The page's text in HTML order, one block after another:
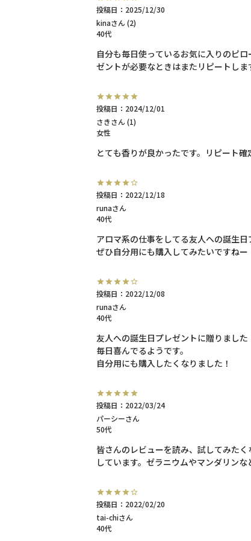
kina
2
40代
投稿日 2025/12/30
自分も毎日使っているお気に入りのピ
さき
1
女性
投稿日 2024/12/01
とても香りが良かったです。リピート確
runa
40代
投稿日 2022/12/18
アロマ系の仕事をしてる友人への誕生
ぜひ自分用にも購入してみたいですねー
runa
40代
投稿日 2022/12/08
友人への誕生日プレゼントに贈りました
毎日喜んでるようです。
自分用にも購入したくなりました！
パーシー
50代
投稿日 2022/03/24
皆さんのレビューを読み、試してみた
しています。ゼラニウムやマンダリン
tai-chi
40代
投稿日 2022/02/20